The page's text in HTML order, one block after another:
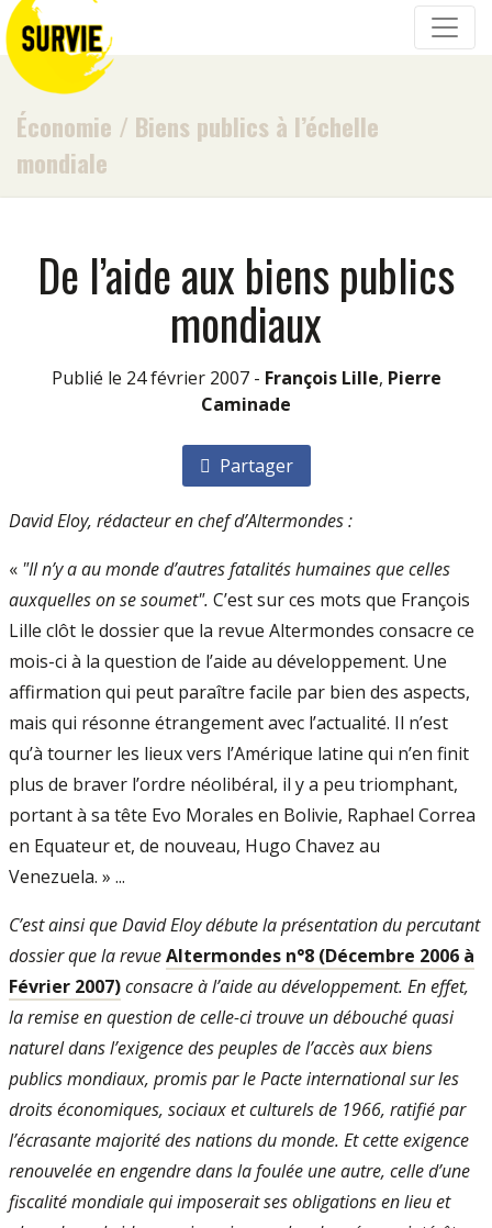
Économie / Biens publics à l’échelle
mondiale
De l’aide aux biens publics
mondiaux
Publié le 24 février 2007 - François Lille, Pierre
Caminade
Partager
David Eloy, rédacteur en chef d’Altermondes :
« "Il n’y a au monde d’autres fatalités humaines que celles
auxquelles on se soumet". C’est sur ces mots que François
Lille clôt le dossier que la revue Altermondes consacre ce
mois-ci à la question de l’aide au développement. Une
affirmation qui peut paraître facile par bien des aspects,
mais qui résonne étrangement avec l’actualité. Il n’est
qu’à tourner les lieux vers l’Amérique latine qui n’en finit
plus de braver l’ordre néolibéral, il y a peu triomphant,
portant à sa tête Evo Morales en Bolivie, Raphael Correa
en Equateur et, de nouveau, Hugo Chavez au
Venezuela. » ...
C’est ainsi que David Eloy débute la présentation du percutant
dossier que la revueAltermondes n°8 (Décembre 2006 à
Février 2007)consacre à l’aide au développement. En effet,
la remise en question de celle-ci trouve un débouché quasi
naturel dans l’exigence des peuples de l’accès aux biens
publics mondiaux, promis par le Pacte international sur les
droits économiques, sociaux et culturels de 1966, ratifié par
l’écrasante majorité des nations du monde. Et cette exigence
renouvelée en engendre dans la foulée une autre, celle d’une
fiscalité mondiale qui imposerait ses obligations en lieu et